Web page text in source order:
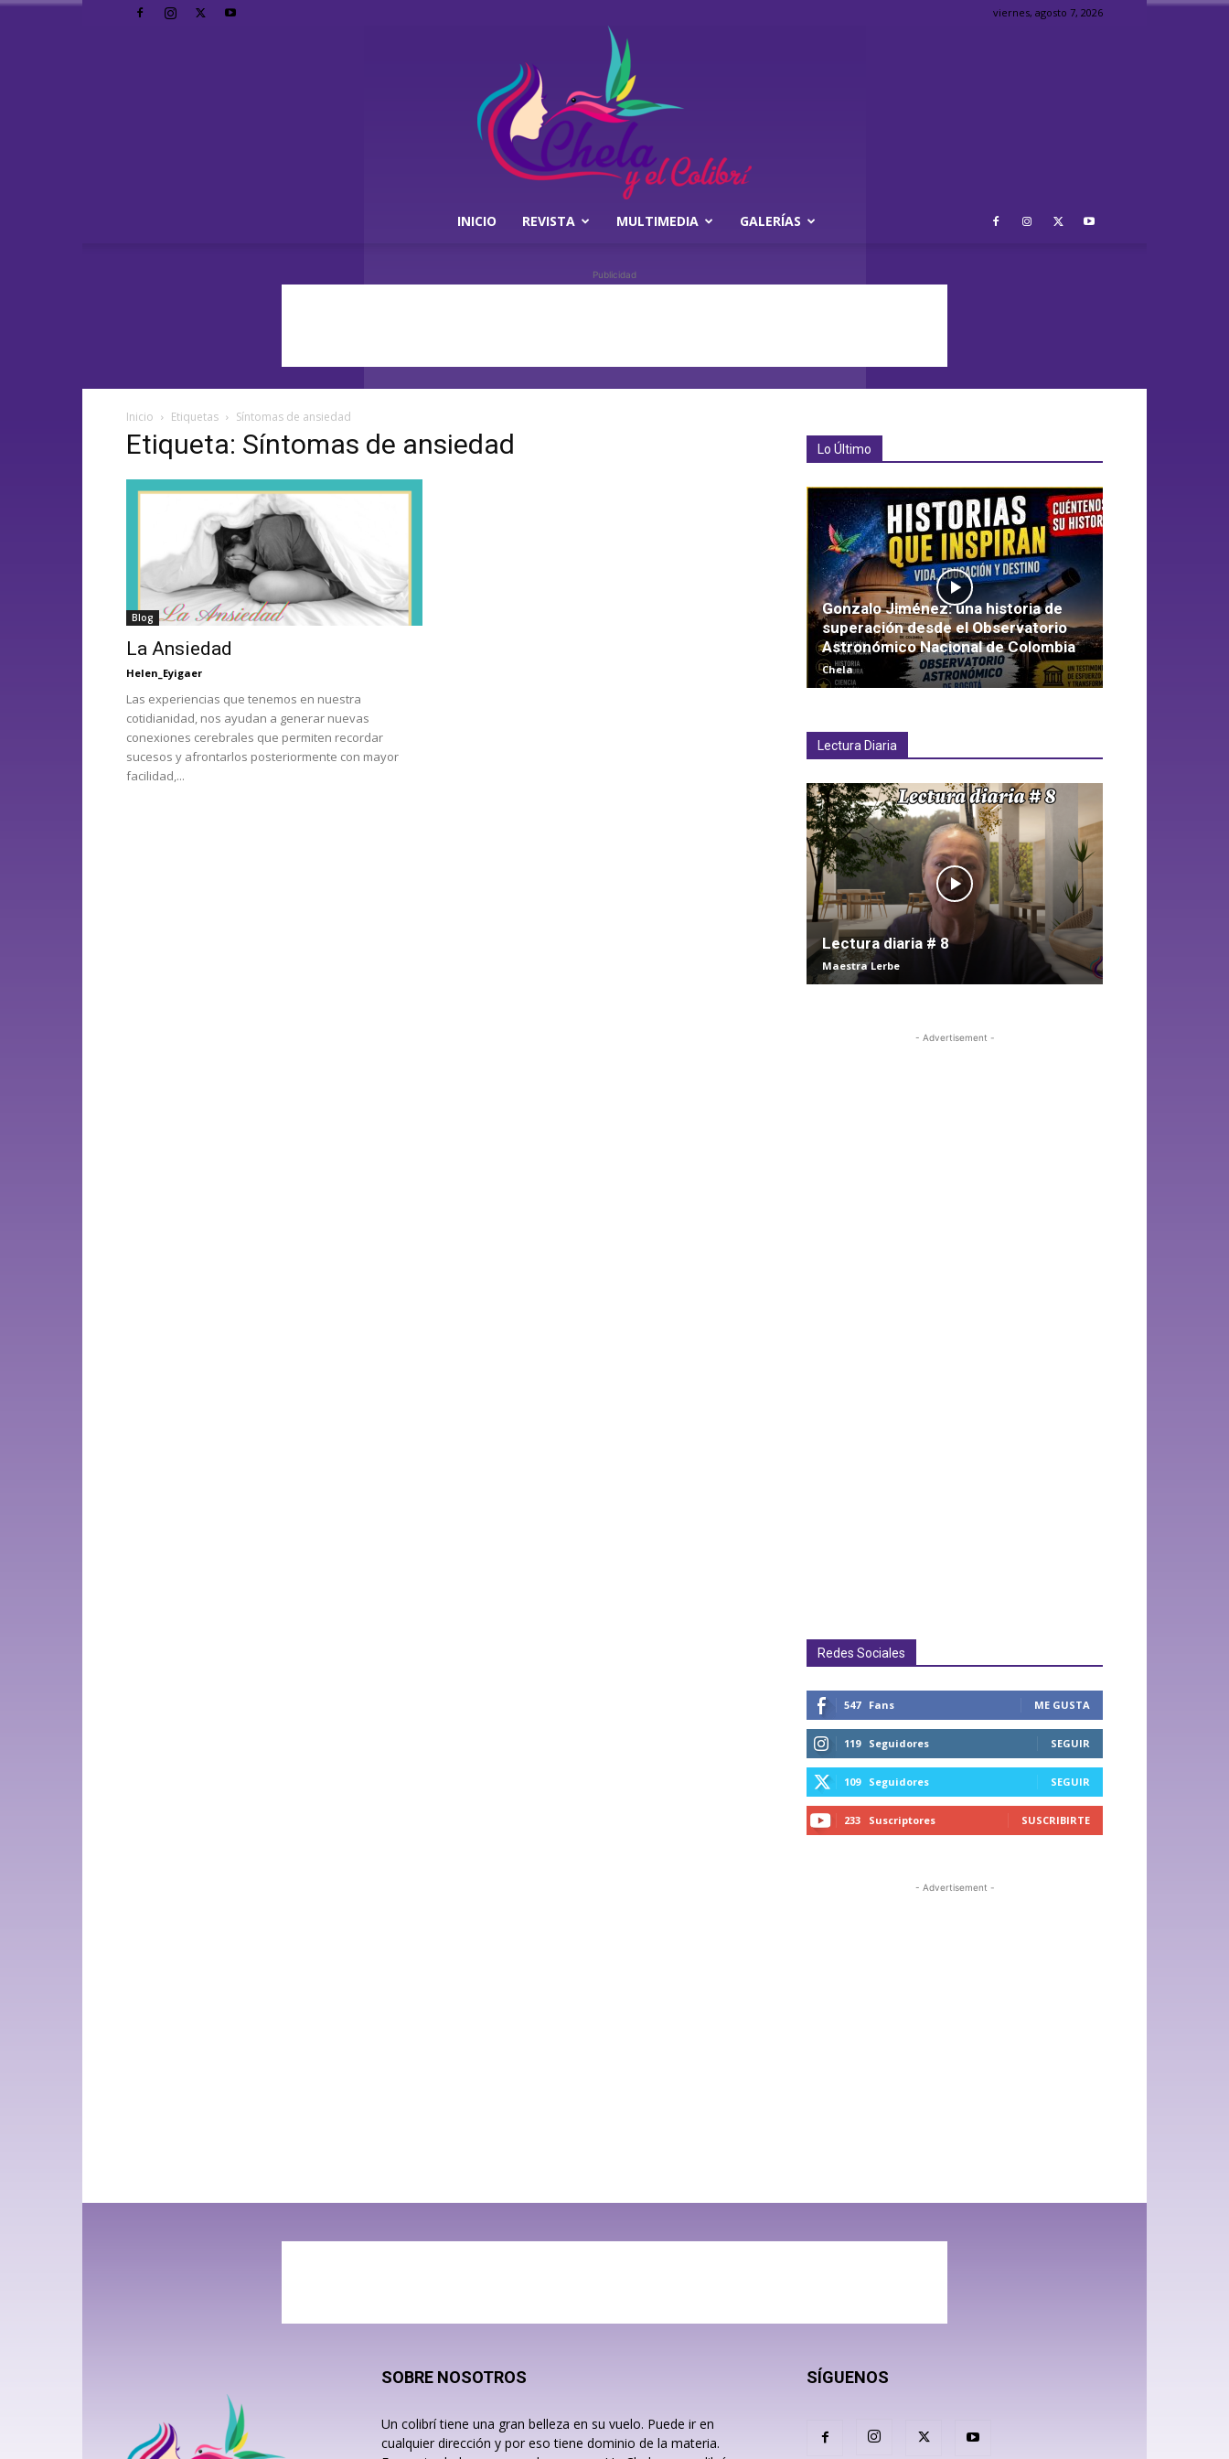
viernes, agosto 7, 2026
INICIO REVISTA MULTIMEDIA GALERÍAS
Publicidad
Inicio Etiquetas Síntomas de ansiedad
Etiqueta: Síntomas de ansiedad
Blog
La Ansiedad
Helen_Eyigaer
Las experiencias que tenemos en nuestra
cotidianidad, nos ayudan a generar nuevas
conexiones cerebrales que permiten recordar
sucesos y afrontarlos posteriormente con mayor
facilidad,...
Lo Último
Gonzalo Jiménez: una historia de
superación desde el Observatorio
Astronómico Nacional de Colombia
Chela
Lectura Diaria
Lectura diaria # 8
Maestra Lerbe
- Advertisement -
Redes Sociales
547 Fans ME GUSTA
119 Seguidores SEGUIR
109 Seguidores SEGUIR
233 Suscriptores SUSCRIBIRTE
- Advertisement -
SOBRE NOSOTROS
Un colibrí tiene una gran belleza en su vuelo. Puede ir en
cualquier dirección y por eso tiene dominio de la materia.
SÍGUENOS